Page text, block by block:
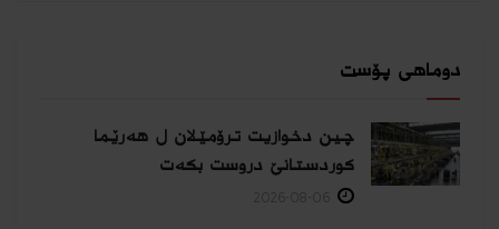
دوماهی پۆست
چین دخوازیت ترۆمێلان ل هەرێما
كوردستانێ دروست بكەت